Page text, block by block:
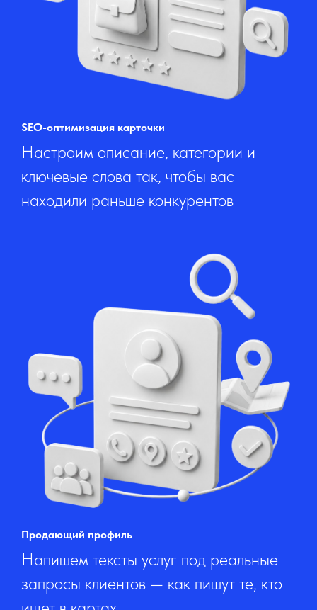
SEO-оптимизация карточки
Настроим описание, категории и
ключевые слова так, чтобы вас
находили раньше конкурентов
Продающий профиль
Напишем тексты услуг под реальные
запросы клиентов — как пишут те, кто